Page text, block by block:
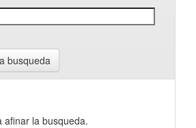
busqueda
afinar la busqueda.